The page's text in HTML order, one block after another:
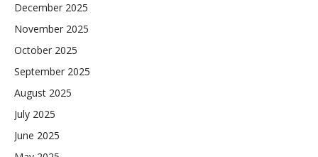
December 2025
November 2025
October 2025
September 2025
August 2025
July 2025
June 2025